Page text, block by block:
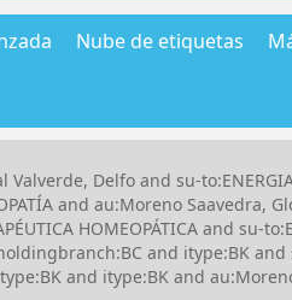
Nube de etiquetas
Delfo and su-to:ENERGIA
and au:Moreno Saavedra,
HOMEOPÁTICA and su-
and itype:BK and
itype:BK and itype:BK and